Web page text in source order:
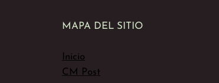
MAPA DEL SITIO
Inicio
CM Post